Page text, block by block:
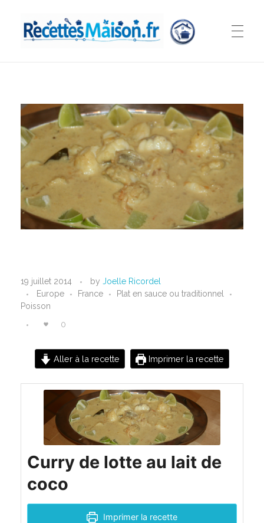
C
u
r
o
19 juillet 2014 by Joelle Ricordel
Europe
France
Plat en sauce ou traditionnel
Poisson
0
Aller à la recette Imprimer la recette
Curry de lotte au lait de
coco
Imprimer la recette